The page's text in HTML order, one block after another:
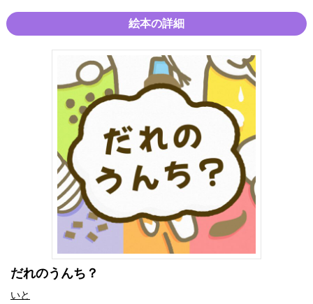
絵本の詳細
だれのうんち？
いと